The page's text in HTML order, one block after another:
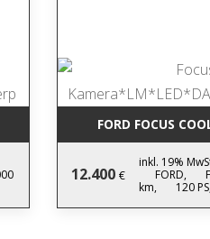
FORD FOCUS
12.400 €
inkl. 19%
FORD,
km,
120